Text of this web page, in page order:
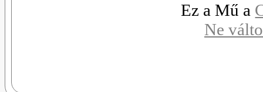
Ez a Mű a
Ne